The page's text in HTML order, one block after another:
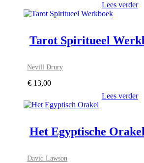
Lees verder
Tarot Spiritueel
Nevill Drury
€ 13,00
Lees verder
Het Egyptische
David Lawson